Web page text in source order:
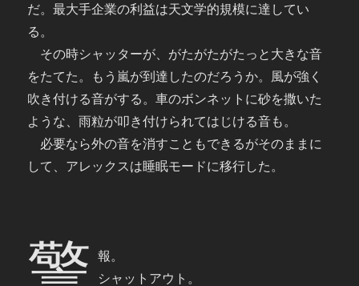
だ。最大手企業の利益は天文学的規模に達してい
る。
その時シャッターが、がたがたがたっと大きな音
をたてた。もう嵐が到達したのだろうか。風が強く
吹き付ける音がする。車のボンネットに砂を撒いた
ような、雨粒が叩き付けられてはじける音も。
必要なら外の音を消すこともできるがそのままに
して、アレックスは睡眠モードに移行した。
警 報。
シャットアウト。